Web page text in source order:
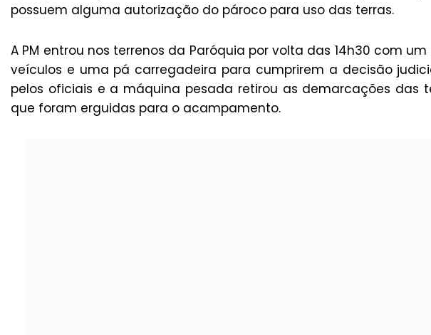
possuem alguma autorização do pároco para uso das terras.
A PM entrou nos terrenos da Paróquia por volta das 14h30 com
veículos e uma pá carregadeira para cumprirem a decisão
pelos oficiais e a máquina pesada retirou as demarcações das
que foram erguidas para o acampamento.